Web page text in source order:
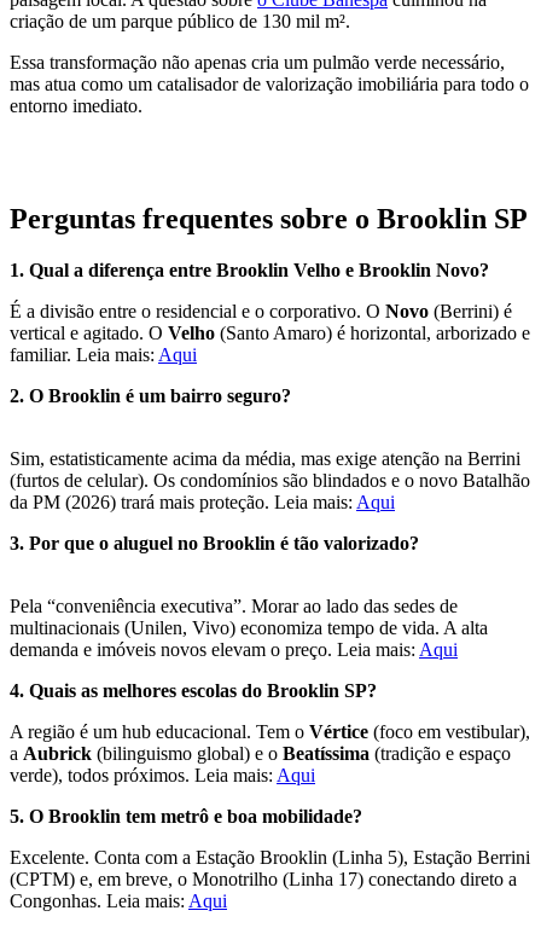
criação de um parque público de 130 mil m².
Essa transformação não apenas cria um pulmão verde necessário,
mas atua como um catalisador de valorização imobiliária para todo o
entorno imediato.
Perguntas frequentes sobre o Brooklin SP
1. Qual a diferença entre Brooklin Velho e Brooklin Novo?
É a divisão entre o residencial e o corporativo. O Novo (Berrini) é
vertical e agitado. O Velho (Santo Amaro) é horizontal, arborizado e
familiar. Leia mais: Aqui
2. O Brooklin é um bairro seguro?
Sim, estatisticamente acima da média, mas exige atenção na Berrini
(furtos de celular). Os condomínios são blindados e o novo Batalhão
da PM (2026) trará mais proteção. Leia mais: Aqui
3. Por que o aluguel no Brooklin é tão valorizado?
Pela “conveniência executiva”. Morar ao lado das sedes de
multinacionais (Unilen, Vivo) economiza tempo de vida. A alta
demanda e imóveis novos elevam o preço. Leia mais: Aqui
4. Quais as melhores escolas do Brooklin SP?
A região é um hub educacional. Tem o Vértice (foco em vestibular),
a Aubrick (bilinguismo global) e o Beatíssima (tradição e espaço
verde), todos próximos. Leia mais: Aqui
5. O Brooklin tem metrô e boa mobilidade?
Excelente. Conta com a Estação Brooklin (Linha 5), Estação Berrini
(CPTM) e, em breve, o Monotrilho (Linha 17) conectando direto a
Congonhas. Leia mais: Aqui